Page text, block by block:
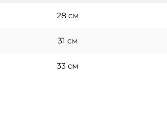
28 см
31 см
33 см